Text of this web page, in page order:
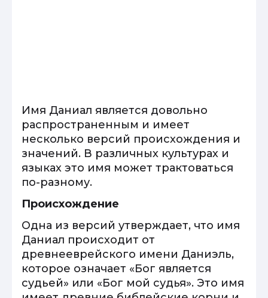
Имя Даниал является довольно
распространенным и имеет
несколько версий происхождения и
значений. В различных культурах и
языках это имя может трактоваться
по-разному.
Происхождение
Одна из версий утверждает, что имя
Даниал происходит от
древнееврейского имени Даниэль,
которое означает «Бог является
судьей» или «Бог мой судья». Это имя